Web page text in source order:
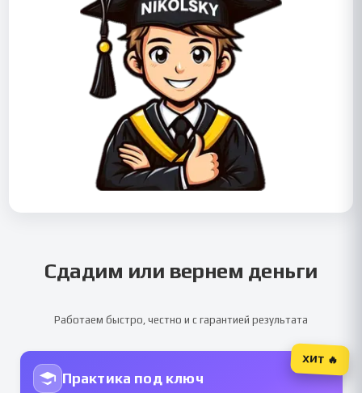
Сдадим или вернем деньги
Работаем быстро, честно и с гарантией результата
Практика под ключ
ХИТ 🔥